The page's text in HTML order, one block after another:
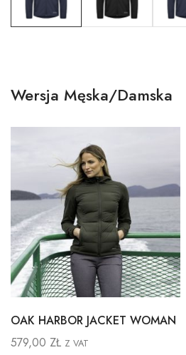
Wersja Męska/Damska
OAK HARBOR JACKET WOMAN
579,00 ZŁ Z VAT